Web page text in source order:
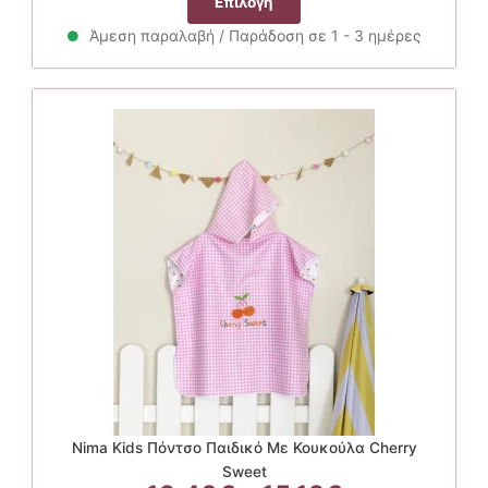
through
15.12€
προϊόν
έχει
πολλαπλές
παραλλαγές.
επιλογές
μπορούν
στη
σελίδα
του
προϊόντος
Άμεση παραλαβή / Παράδοση σε 1 - 3 ημέρες
Nima Kids Πόντσο Παιδικό Με Κουκούλα Cherry
Sweet